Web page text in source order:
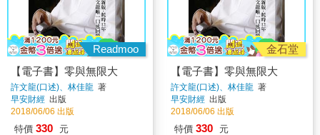
Readmoo
【電子書】零與無限大
許文龍(口述)、林佳龍 著
早安財經 出版
2018/06/06 出版
特價 330 元
金石堂
【電子書】零與無限大
許文龍(口述)、林佳龍 著
早安財經 出版
2018/06/06 出版
特價 330 元